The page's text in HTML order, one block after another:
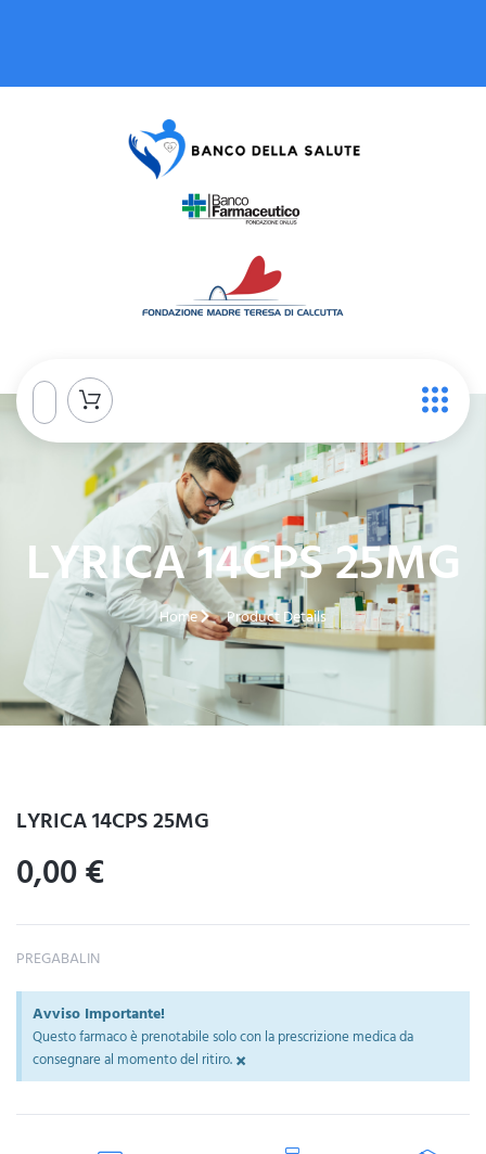
LYRICA 14CPS 25MG
Home Product Details
LYRICA 14CPS 25MG
0,00€
PREGABALIN
Avviso Importante!
Questo farmaco è prenotabile solo con la prescrizione medica da
consegnare al momento del ritiro.×